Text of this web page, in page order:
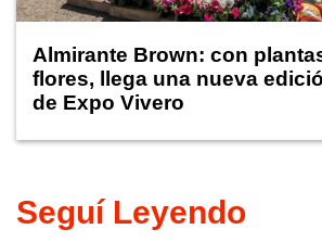
Almirante Brown: con
flores, llega una nueva
de Expo Vivero
Seguí Leyendo